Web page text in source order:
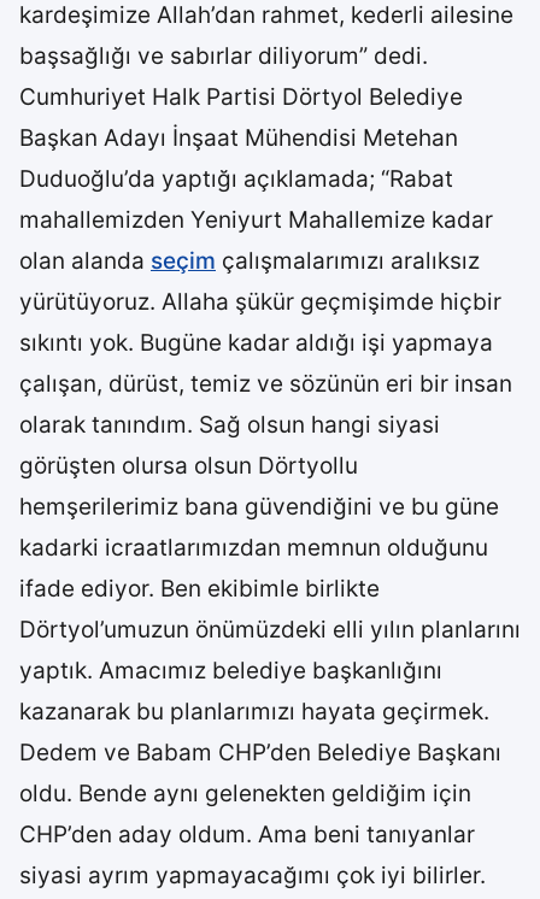
kardeşimize Allah’dan rahmet, kederli ailesine
başsağlığı ve sabırlar diliyorum” dedi.
Cumhuriyet Halk Partisi Dörtyol Belediye
Başkan Adayı İnşaat Mühendisi Metehan
Duduoğlu’da yaptığı açıklamada; “Rabat
mahallemizden Yeniyurt Mahallemize kadar
olan alanda seçim çalışmalarımızı aralıksız
yürütüyoruz. Allaha şükür geçmişimde hiçbir
sıkıntı yok. Bugüne kadar aldığı işi yapmaya
çalışan, dürüst, temiz ve sözünün eri bir insan
olarak tanındım. Sağ olsun hangi siyasi
görüşten olursa olsun Dörtyollu
hemşerilerimiz bana güvendiğini ve bu güne
kadarki icraatlarımızdan memnun olduğunu
ifade ediyor. Ben ekibimle birlikte
Dörtyol’umuzun önümüzdeki elli yılın planlarını
yaptık. Amacımız belediye başkanlığını
kazanarak bu planlarımızı hayata geçirmek.
Dedem ve Babam CHP’den Belediye Başkanı
oldu. Bende aynı gelenekten geldiğim için
CHP’den aday oldum. Ama beni tanıyanlar
siyasi ayrım yapmayacağımı çok iyi bilirler.